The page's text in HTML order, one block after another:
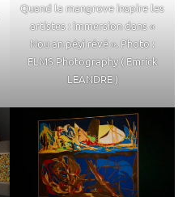
Quand la mangrove inspire les
artistes : immersion dans «
Nou an péyi révé ». Photo :
ELMS Photography ( Emrick
LEANDRE )